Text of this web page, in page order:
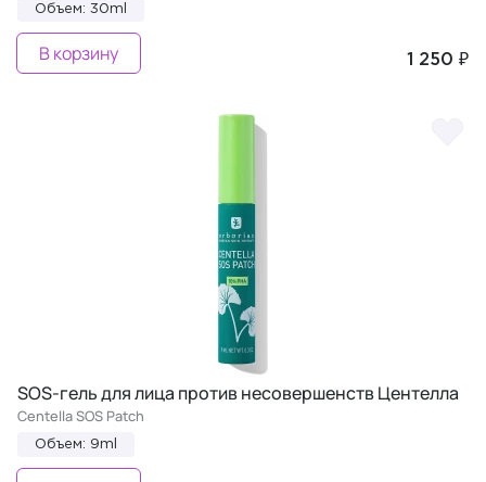
Объем: 30ml
1 250 ₽
В корзину
SOS-гель для лица против несовершенств Центелла
Centella SOS Patch
Объем: 9ml